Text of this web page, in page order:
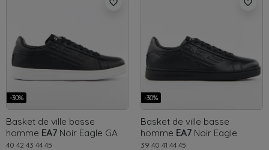
favorite_border
-30%
Basket de ville basse
homme EA7 Noir Eagle GA
40 42 43 44 45
favorite_border
-30%
Basket de ville basse
homme EA7 Noir Eagle
39 40 41 44 45